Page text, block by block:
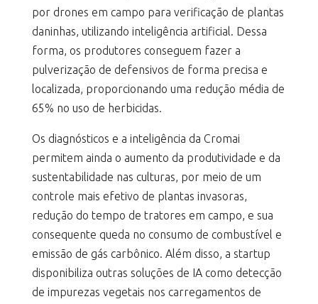
por drones em campo para verificação de plantas
daninhas, utilizando inteligência artificial. Dessa
forma, os produtores conseguem fazer a
pulverização de defensivos de forma precisa e
localizada, proporcionando uma redução média de
65% no uso de herbicidas.
Os diagnósticos e a inteligência da Cromai
permitem ainda o aumento da produtividade e da
sustentabilidade nas culturas, por meio de um
controle mais efetivo de plantas invasoras,
redução do tempo de tratores em campo, e sua
consequente queda no consumo de combustível e
emissão de gás carbônico. Além disso, a startup
disponibiliza outras soluções de IA como detecção
de impurezas vegetais nos carregamentos de